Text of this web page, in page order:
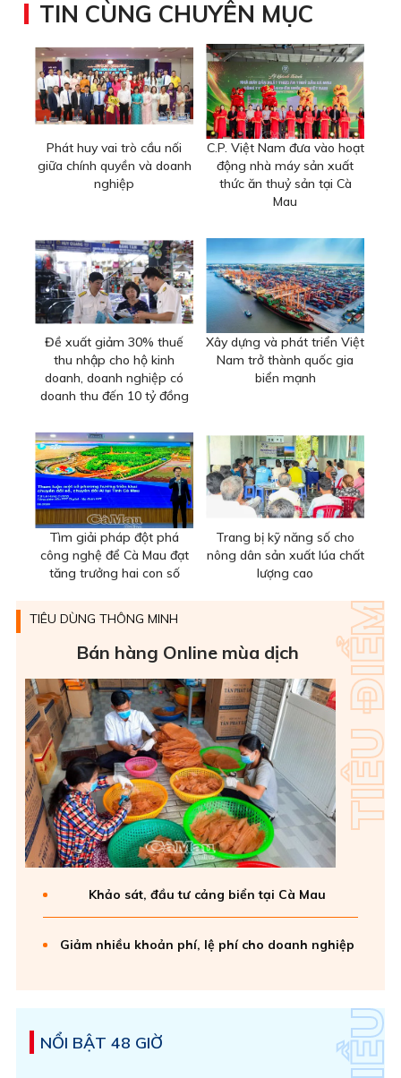
TIN CÙNG CHUYÊN MỤC
Phát huy vai trò cầu nối
giữa chính quyền và doanh
nghiệp
C.P. Việt Nam đưa vào hoạt
động nhà máy sản xuất
thức ăn thuỷ sản tại Cà
Mau
Đề xuất giảm 30% thuế
thu nhập cho hộ kinh
doanh, doanh nghiệp có
doanh thu đến 10 tỷ đồng
Xây dựng và phát triển Việt
Nam trở thành quốc gia
biển mạnh
Tìm giải pháp đột phá
công nghệ để Cà Mau đạt
tăng trưởng hai con số
Trang bị kỹ năng số cho
nông dân sản xuất lúa chất
lượng cao
TIÊU DÙNG THÔNG MINH
Bán hàng Online mùa dịch
Khảo sát, đầu tư cảng biển tại Cà Mau
Giảm nhiều khoản phí, lệ phí cho doanh nghiệp
NỔI BẬT 48 GIỜ